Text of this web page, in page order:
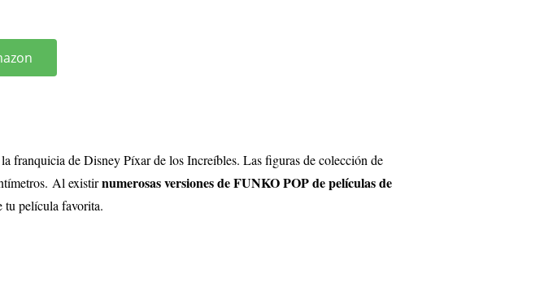
franquicia de Disney Píxar de los Increíbles. Las figuras de colección de
Al existirnumerosas versiones de FUNKO POP de películas de
tu película favorita.